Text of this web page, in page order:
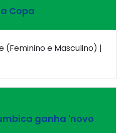
Copa
(Feminino e Masculino) |
ganha 'novo